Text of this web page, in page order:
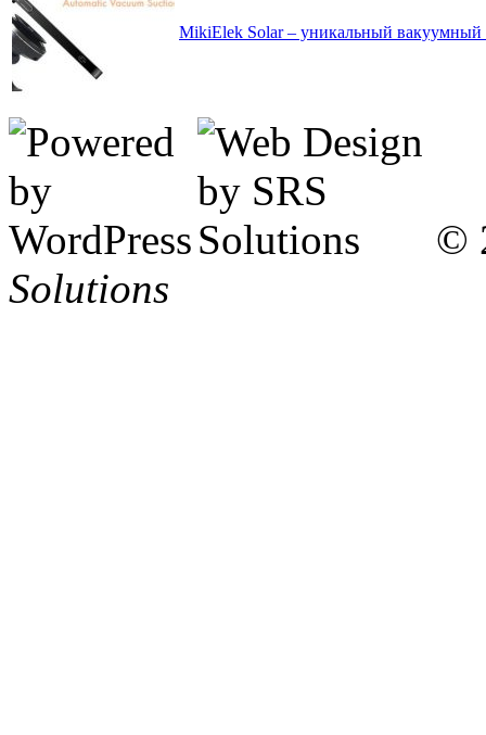
MikiElek Solar – уникальный вакуумный
©
Solutions